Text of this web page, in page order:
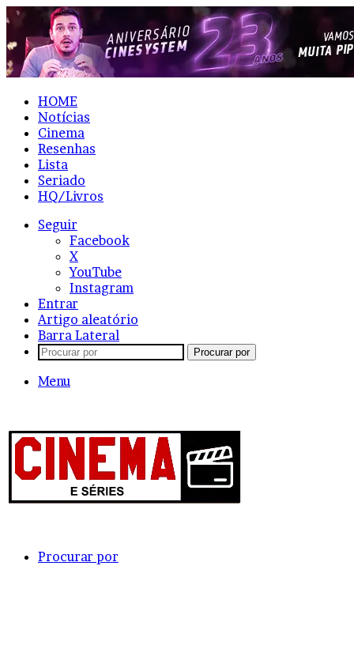
HOME
Notícias
Cinema
Resenhas
Lista
Seriado
HQ/Livros
Seguir
Facebook
X
YouTube
Instagram
Entrar
Artigo aleatório
Barra Lateral
Procurar por
Menu
Procurar por